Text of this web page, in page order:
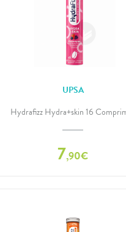
UPSA
Hydrafizz Hydra+skin 16
7,90€